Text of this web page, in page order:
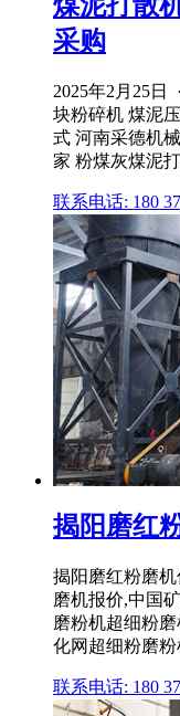
采购
2025年2月25
块粉碎机 煤泥
式 河南采德机
家 粉煤灰煤泥
联系电话: 180
揭阳磨红
揭阳磨红粉磨
磨机报价,中国
磨粉机超细粉
化网超细粉磨粉
联系电话: 180